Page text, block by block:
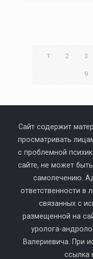
1 2 3
9
Сайт содержит
просматривать
с проблемной
сайте, не может
самолечению.
ответственности в
связанных с
размещенной на
уролога-
Валериевича. При
ссылка